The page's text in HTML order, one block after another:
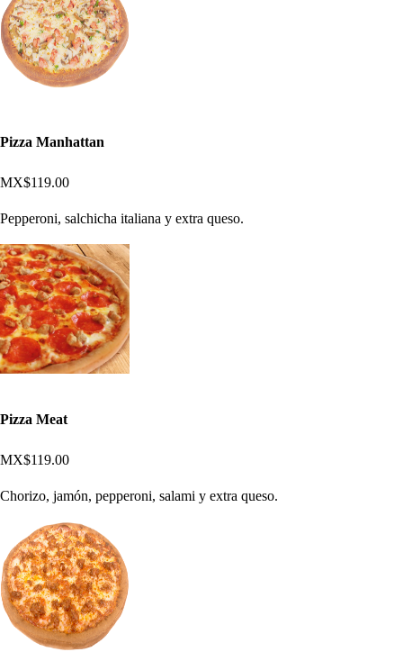
Pizza Manhattan
MX$119.00
Pepperoni, salchicha italiana y extra queso.
Pizza Meat
MX$119.00
Chorizo, jamón, pepperoni, salami y extra queso.